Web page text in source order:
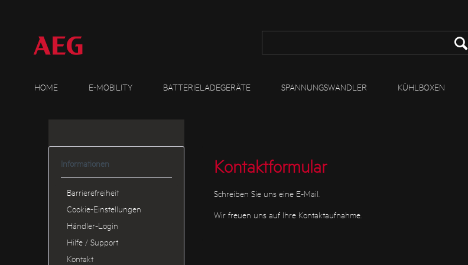
HOME E-MOBILITY BATTERIELADEGERÄTE SPANNUNGSWANDLER KÜHLBOXEN
Informationen
Barrierefreiheit
Cookie-Einstellungen
Händler-Login
Hilfe / Support
Kontakt
Kontaktformular
Schreiben Sie uns eine E-Mail.
Wir freuen uns auf Ihre Kontaktaufnahme.